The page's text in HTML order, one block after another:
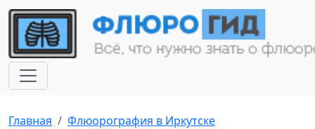
Главная
Флюорография в Иркутске